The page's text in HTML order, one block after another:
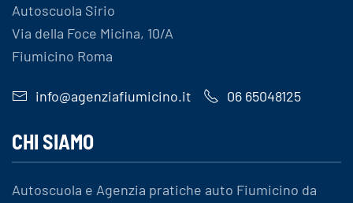
Autoscuola Sirio
Via della Foce Micina, 10/A
Fiumicino Roma
info@agenziafiumicino.it 06 65048125
CHI SIAMO
Autoscuola e Agenzia pratiche auto Fiumicino da